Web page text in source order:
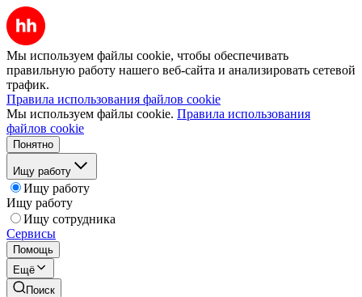
Мы используем файлы cookie, чтобы обеспечивать
правильную работу нашего веб-сайта и анализировать сетевой
трафик.
Правила использования файлов cookie
Мы используем файлы cookie. Правила использования
файлов cookie
Понятно
Ищу работу
Ищу работу
Ищу работу
Ищу сотрудника
Сервисы
Помощь
Ещё
Поиск